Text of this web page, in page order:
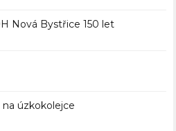
Nová Bystřice 150 let
úzkokolejce